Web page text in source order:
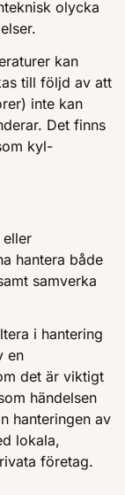
olycka
kan
till följd av att
inte kan
Det finns
kyl-
eller
hantera både
samverka
i hantering
en
det är viktigt
händelsen
hanteringen av
lokala,
företag.